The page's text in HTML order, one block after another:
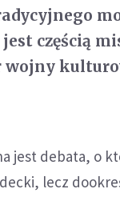
częścią
wojny
jest debata, o
lecz